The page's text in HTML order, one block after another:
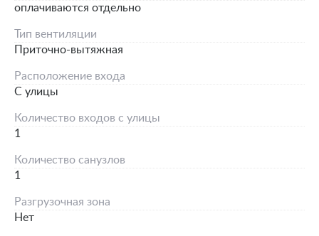
оплачиваются отдельно
Тип вентиляции
Приточно-вытяжная
Расположение входа
С улицы
Количество входов с улицы
1
Количество санузлов
1
Разгрузочная зона
Нет